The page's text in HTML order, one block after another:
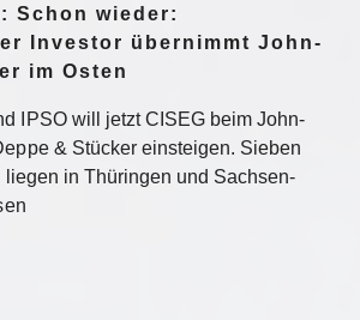
Schon wieder:
Investor übernimmt John-
im Osten
IPSO will jetzt CISEG beim John-
& Stücker einsteigen. Sieben
liegen in Thüringen und Sachsen-